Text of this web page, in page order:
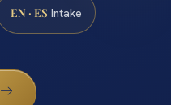
EN · ES Intake